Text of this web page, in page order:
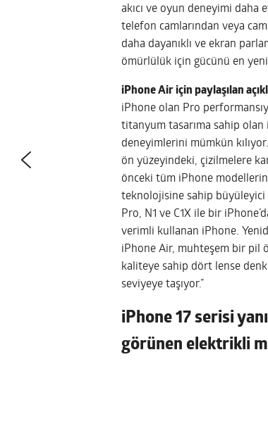
akıcı ve oyun deneyimi daha
telefon camlarından veya
daha dayanıklı ve ekran
ömürlülük için gücünü en yeni
iPhone Air için paylaşılan
iPhone olan Pro
titanyum tasarıma sahip
deneyimlerini mümkün
ön yüzeyindeki, çizilmelere
önceki tüm iPhone
teknolojisine sahip büyüleyici
Pro, N1 ve C1X ile bir
verimli kullanan iPhone.
iPhone Air, muhteşem bir pil
kaliteye sahip dört lense
seviyeye taşıyor.”
iPhone 17 serisi
görünen elektrikli